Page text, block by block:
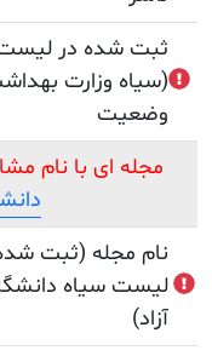
(ثبت شده در لیست
وزارت بهداشت)
با نام مشابه در
دانشگاه آزاد
(ثبت شده در
دانشگاه